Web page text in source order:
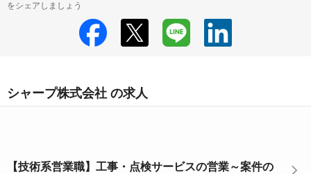
をシェアしましょう
シャープ株式会社 の求人
【技術系営業職】工事・点検サービスの営業～案件の